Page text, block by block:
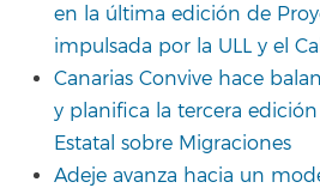
en la última edición de
impulsada por la ULL y el
Canarias Convive hace
y planifica la tercera
Estatal sobre Migraciones
Adeje avanza hacia un